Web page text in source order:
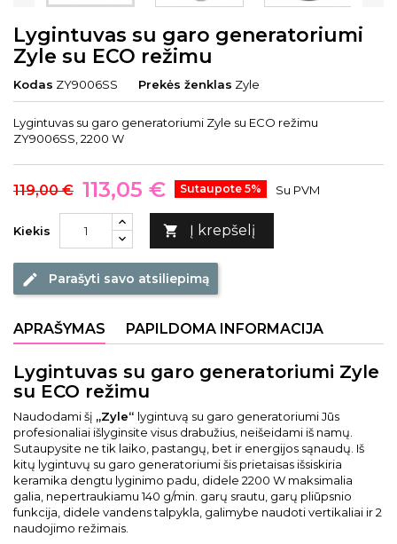
Lygintuvas su garo generatoriumi
Zyle su ECO režimu
Kodas ZY9006SS Prekės ženklas Zyle
Lygintuvas su garo generatoriumi Zyle su ECO režimu
ZY9006SS, 2200 W
119,00 € 113,05 € Sutaupote 5% Su PVM
Kiekis  Į krepšelį
edit Parašyti savo atsiliepimą
APRAŠYMAS PAPILDOMA INFORMACIJA
Lygintuvas su garo generatoriumi Zyle
su ECO režimu
Naudodami šį „Zyle“ lygintuvą su garo generatoriumi Jūs
profesionaliai išlyginsite visus drabužius, neišeidami iš namų.
Sutaupysite ne tik laiko, pastangų, bet ir energijos sąnaudų. Iš
kitų lygintuvų su garo generatoriumi šis prietaisas išsiskiria
keramika dengtu lyginimo padu, didele 2200 W maksimalia
galia, nepertraukiamu 140 g/min. garų srautu, garų pliūpsnio
funkcija, didele vandens talpykla, galimybe naudoti vertikaliai ir 2
naudojimo režimais.